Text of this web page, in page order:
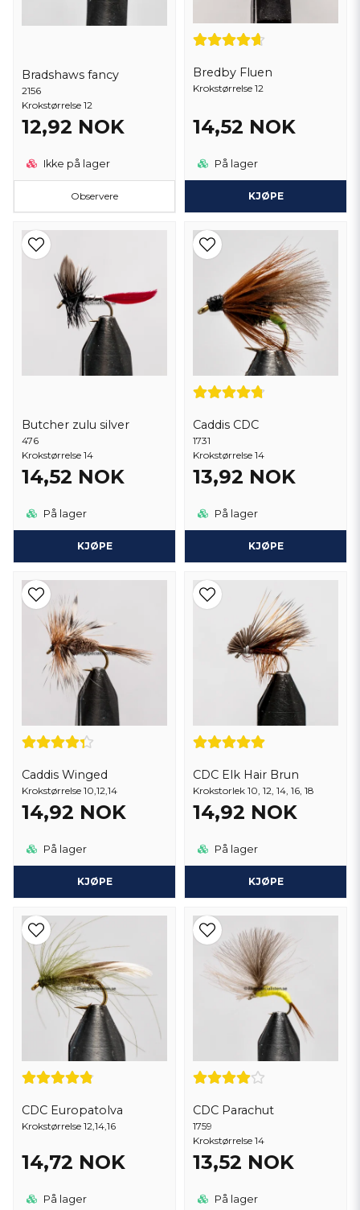
Bradshaws fancy
2156
Krokstørrelse 12
12,92 NOK
Ikke på lager
Observere
Bredby Fluen
Krokstørrelse 12
14,52 NOK
På lager
KJØPE
Butcher zulu silver
476
Krokstørrelse 14
14,52 NOK
På lager
KJØPE
Caddis CDC
1731
Krokstørrelse 14
13,92 NOK
På lager
KJØPE
Caddis Winged
Krokstørrelse 10,12,14
14,92 NOK
På lager
KJØPE
CDC Elk Hair Brun
Krokstorlek 10, 12, 14, 16, 18
14,92 NOK
På lager
KJØPE
CDC Europatolva
Krokstørrelse 12,14,16
14,72 NOK
På lager
CDC Parachut
1759
Krokstørrelse 14
13,52 NOK
På lager